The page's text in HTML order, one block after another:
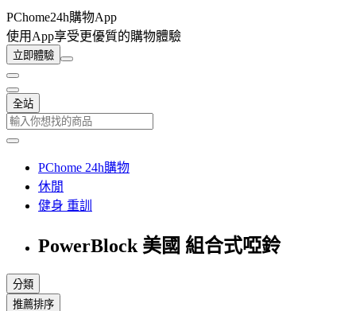
PChome24h購物App
使用App享受更優質的購物體驗
立即體驗
全站
PChome 24h購物
休閒
健身 重訓
PowerBlock 美國 組合式啞鈴
分類
推薦排序